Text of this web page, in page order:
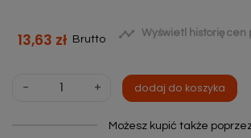
13,63 zł Brutto  Wyświetl historię cen
- + dodaj do koszyka
Możesz kupić także